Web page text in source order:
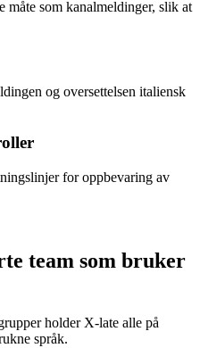
måte som kanalmeldinger, slik at
og oversettelsen italiensk
for oppbevaring av
team som bruker
holder X-late alle på
språk.